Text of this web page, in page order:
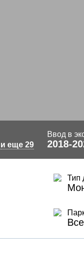
и еще 29
Ввод в
2018-
Тип